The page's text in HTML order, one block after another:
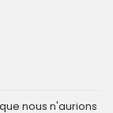
nous n'aurions